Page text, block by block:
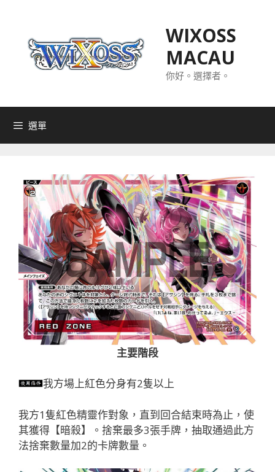
WIXOSS
MACAU
你好。選擇者。
選單
主要階段
我方場上紅色分身有2隻以上
我方1隻紅色精靈作對象，直到回合結束時為止，使
其獲得【暗殺】。捨棄最多3張手牌，抽取通過此方
法捨棄數量加2的卡牌數量。